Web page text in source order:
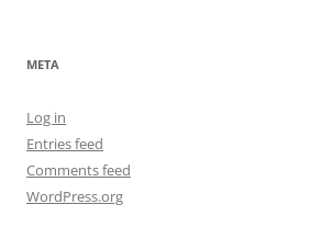
META
Log in
Entries feed
Comments feed
WordPress.org